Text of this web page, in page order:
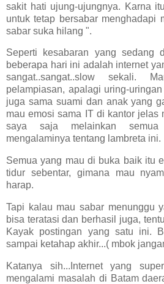
sakit hati ujung-ujungnya. Karna
untuk tetap bersabar menghadapi
sabar suka hilang ".
Seperti kesabaran yang
beberapa hari ini adalah internet
sangat..sangat..slow sekali.
pelampiasan, apalagi uring-
juga sama suami dan anak yang
mau emosi sama IT di kantor jelas
saya saja melainkan semua
mengalaminya tentang lambreta ini.
Semua yang mau di buka baik itu
tidur sebentar, gimana mau
harap.
Tapi kalau mau sabar menunggu
bisa teratasi dan berhasil juga,
Kayak postingan yang satu ini.
sampai ketahap akhir...( mbok
Katanya sih...Internet yang
mengalami masalah di Batam